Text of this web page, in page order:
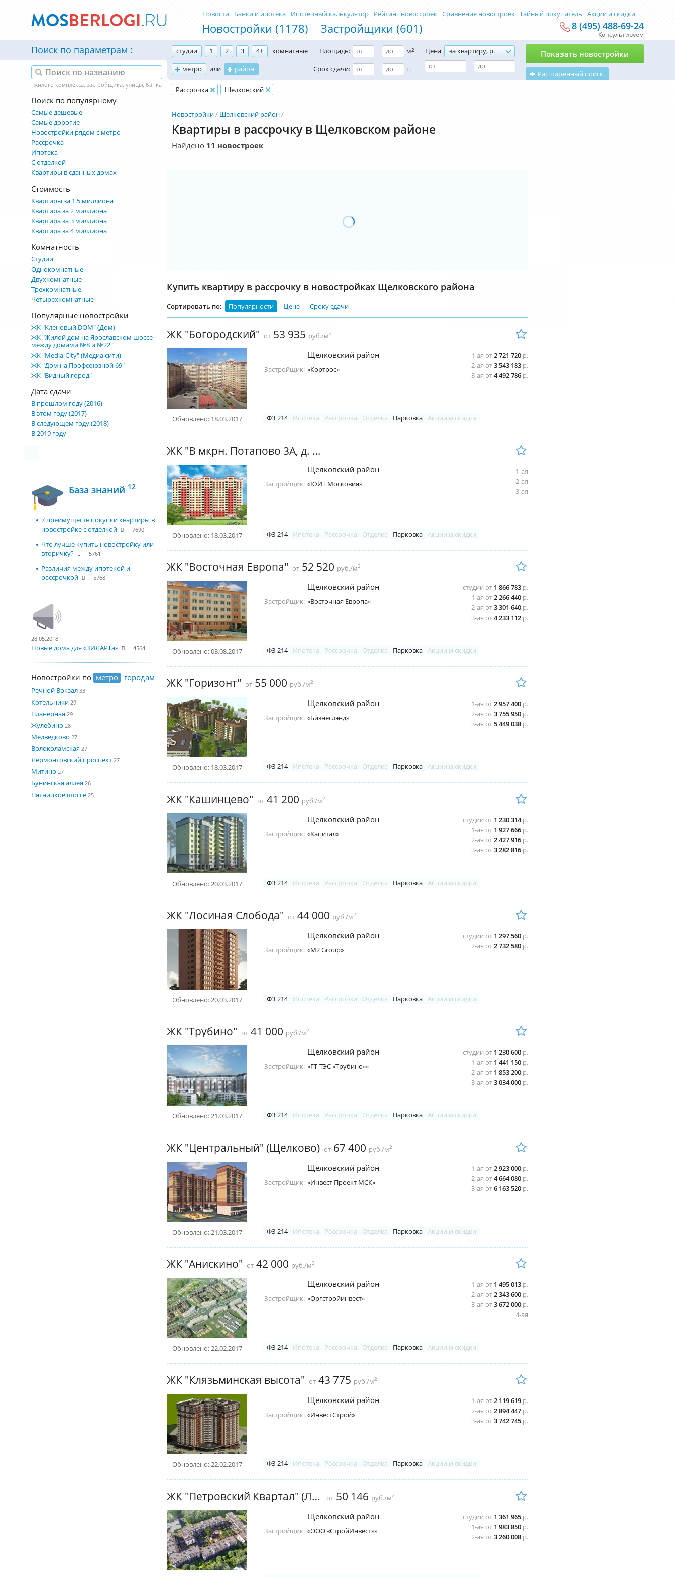
Новостройки (1178) Застройщики (601)
Новости Банки и ипотека Ипотечный калькулятор Рейтинг новостроек Сравнение новостроек Тайный покупатель Акции и скидки
8 (495) 488-69-24
Консультируем
Поиск по параметрам студии 1 2 3 4+
комнатные
метро
или район
Площадь: – м2
Срок сдачи: – г.
Цена
за квартиру, р.
–
Расширенный поиск
Показать новостройки
Рассрочка Щелковский
Поиск по популярному
Самые дешевые
Самые дорогие
Новостройки рядом с метро
Рассрочка
Ипотека
С отделкой
Квартиры в сданных домах
Стоимость
Квартиры за 1.5 миллиона
Квартира за 2 миллиона
Квартира за 3 миллиона
Квартира за 4 миллиона
Комнатность
Студии
Однокомнатные
Двухкомнатные
Трехкомнатные
Четырехкомнатные
Популярные новостройки
ЖК "Кленовый DOM" (Дом)
ЖК "Жилой дом на Ярославском шоссе
между домами №8 и №22"
ЖК "Media-City" (Медиа сити)
ЖК "Дом на Профсоюзной 69"
ЖК "Видный город"
Дата сдачи
В прошлом году (2016)
В этом году (2017)
В следующем году (2018)
В 2019 году
База знаний 12
7 преимуществ покупки квартиры в
новостройке с отделкой
7690
Что лучше купить новостройку или
вторичку?
5761
Различия между ипотекой и
рассрочкой
5768
28.05.2018
Новые дома для «ЗИЛАРТа» 4564
Новостройки по метро городам
Речной Вокзал 33
Котельники 29
Планерная 29
Жулебино 28
Медведково 27
Волоколамская 27
Лермонтовский проспект 27
Митино 27
Бунинская аллея 26
Пятницкое шоссе 25
Новостройки Щелковский район
Квартиры в рассрочку в Щелковском районе
Найдено 11 новостроек
Купить квартиру в рассрочку в новостройках Щелковского района
Сортировать по: Популярности Цене Сроку сдачи
ЖК "Богородский" от 53 935 руб./м2
Обновлено: 18.03.2017
1-ая от2 721 720 р.
2-ая от3 543 183 р.
3-ая от4 492 786 р.
Щелковский район
Застройщик: «Кортрос»
ФЗ 214 Ипотека Рассрочка Отделка Парковка Акции и скидки
ЖК "В мкрн. Потапово 3А, д. 6" (мкрн. Финский; Щелково)
Обновлено: 18.03.2017
1-ая
2-ая
3-ая
Щелковский район
Застройщик: «ЮИТ Московия»
ФЗ 214 Ипотека Рассрочка Отделка Парковка Акции и скидки
ЖК "Восточная Европа" от 52 520 руб./м2
Обновлено: 03.08.2017
студии от 1 866 783 р.
1-ая от2 266 440 р.
2-ая от3 301 640 р.
3-ая от4 233 112 р.
Щелковский район
Застройщик: «Восточная Европа»
ФЗ 214 Ипотека Рассрочка Отделка Парковка Акции и скидки
ЖК "Горизонт" от 55 000 руб./м2
Обновлено: 18.03.2017
1-ая от2 957 400 р.
2-ая от3 755 950 р.
3-ая от5 449 038 р.
Щелковский район
Застройщик: «Бизнеслэнд»
ФЗ 214 Ипотека Рассрочка Отделка Парковка Акции и скидки
ЖК "Кашинцево" от 41 200 руб./м2
Обновлено: 20.03.2017
студии от 1 230 314р.
1-ая от 1 927 666 р.
2-ая от2 427 916 р.
3-ая от3 282 816 р.
Щелковский район
Застройщик: «Капитал»
ФЗ 214 Ипотека Рассрочка Отделка Парковка Акции и скидки
ЖК "Лосиная Слобода" от 44 000 руб./м2
Обновлено: 20.03.2017
студии от 1 297 560 р.
2-ая от2 732 580 р.
Щелковский район
Застройщик: «M2 Group»
ФЗ 214 Ипотека Рассрочка Отделка Парковка Акции и скидки
ЖК "Трубино" от 41 000 руб./м2
Обновлено: 21.03.2017
студии от 1 230 600 р.
1-ая от 1 441 150 р.
2-ая от 1 853 200 р.
3-ая от3 034 000 р.
Щелковский район
Застройщик: «ГТ-ТЭС «Трубино»»
ФЗ 214 Ипотека Рассрочка Отделка Парковка Акции и скидки
ЖК "Центральный" (Щелково) от 67 400 руб./м2
Обновлено: 21.03.2017
1-ая от2 923 000 р.
2-ая от4 664 080 р.
3-ая от6 163 520 р.
Щелковский район
Застройщик: «Инвест Проект МСК»
ФЗ 214 Ипотека Рассрочка Отделка Парковка Акции и скидки
ЖК "Анискино" от 42 000 руб./м2
Обновлено: 22.02.2017
1-ая от 1 495 013 р.
2-ая от2 343 600 р.
3-ая от3 672 000 р.
4-ая
Щелковский район
Застройщик: «Оргстройинвест»
ФЗ 214 Ипотека Рассрочка Отделка Парковка Акции и скидки
ЖК "Клязьминская высота" от 43 775 руб./м2
Обновлено: 22.02.2017
1-ая от2 119 619 р.
2-ая от2 894 447 р.
3-ая от3 742 745 р.
Щелковский район
Застройщик: «ИнвестСтрой»
ФЗ 214 Ипотека Рассрочка Отделка Парковка Акции и скидки
ЖК "Петровский Квартал" (Лосино-Петровский) от 50 146 руб./м2
студии от 1 361 965 р.
1-ая от 1 983 850 р.
2-ая от3 260 008 р.
Щелковский район
Застройщик: «ООО «СтройИнвест»»